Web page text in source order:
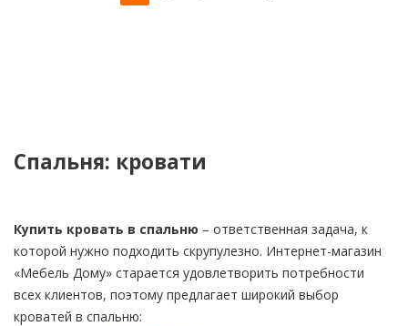
Спальня: кровати
Купить кровать в спальню – ответственная задача, к
которой нужно подходить скрупулезно. Интернет-магазин
«Мебель Дому» старается удовлетворить потребности
всех клиентов, поэтому предлагает широкий выбор
кроватей в спальню: